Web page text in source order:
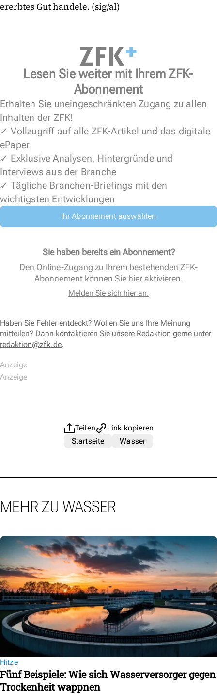
ererbtes Gut handele. (sig/al)
Lesen Sie weiter mit Ihrem ZFK-
Abonnement
Erhalten Sie uneingeschränkten Zugang zu allen
Inhalten der ZFK!
✓ Vollzugriff auf alle ZFK-Artikel und das digitale
ePaper
✓ Exklusive Analysen, Hintergründe und
Interviews aus der Branche
✓ Tägliche Branchen-Briefings mit den
wichtigsten Entwicklungen
Ihr Abonnement auswählen
Sie haben bereits ein Abonnement?
Den Online-Zugang zu Ihrem bestehenden ZFK-
Abonnement können Sie hier aktivieren.
Melden Sie sich hier an.
Haben Sie Fehler entdeckt? Wollen Sie uns Ihre Meinung
mitteilen? Dann kontaktieren Sie unsere Redaktion gerne unter
redaktion@zfk.de.
Teilen
Link kopieren
Startseite
Wasser
MEHR ZU WASSER
Hitze
Fünf Beispiele: Wie sich Wasserversorger gegen
Trockenheit wappnen